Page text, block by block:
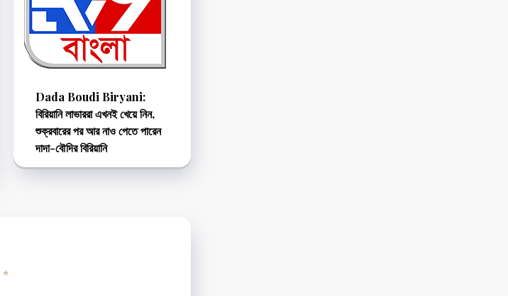
Dada Boudi Biryani:
বিরিয়ানি লাভাররা এখনই খেয়ে নিন,
শুক্রবারের পর আর নাও পেতে পারেন
দাদা-বৌদির বিরিয়ানি
*